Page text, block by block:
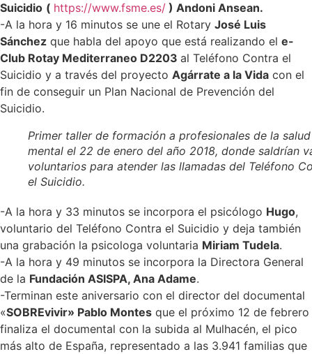
Suicidio ( https://www.fsme.es/ ) Andoni Ansean.
-A la hora y 16 minutos se une el Rotary José Luis
Sánchez que habla del apoyo que está realizando el e-
Club Rotay Mediterraneo D2203 al Teléfono Contra el
Suicidio y a través del proyecto Agárrate a la Vida con el
fin de conseguir un Plan Nacional de Prevención del
Suicidio.
Primer taller de formación a profesionales de la salud
mental el 22 de enero del año 2018, donde saldrían
voluntarios para atender las llamadas del Teléfono
el Suicidio.
-A la hora y 33 minutos se incorpora el psicólogo Hugo,
voluntario del Teléfono Contra el Suicidio y deja también
una grabación la psicologa voluntaria Miriam Tudela.
-A la hora y 49 minutos se incorpora la Directora General
de la Fundación ASISPA, Ana Adame.
-Terminan este aniversario con el director del documental
«SOBREvivir» Pablo Montes que el próximo 12 de febrero
finaliza el documental con la subida al Mulhacén, el pico
más alto de España, representado a las 3.941 familias que